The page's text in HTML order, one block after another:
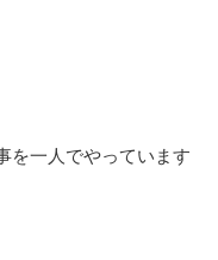
を一人でやっています